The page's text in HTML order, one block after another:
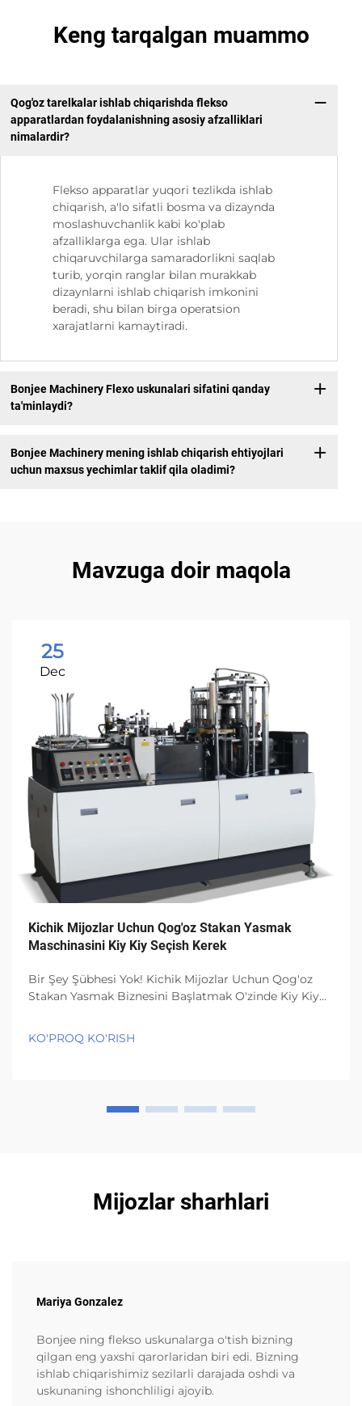
Keng tarqalgan muammo
Qog'oz tarelkalar ishlab chiqarishda flekso
apparatlardan foydalanishning asosiy afzalliklari
nimalardir?
Flekso apparatlar yuqori tezlikda ishlab
chiqarish, a'lo sifatli bosma va dizaynda
moslashuvchanlik kabi ko'plab
afzalliklarga ega. Ular ishlab
chiqaruvchilarga samaradorlikni saqlab
turib, yorqin ranglar bilan murakkab
dizaynlarni ishlab chiqarish imkonini
beradi, shu bilan birga operatsion
xarajatlarni kamaytiradi.
Bonjee Machinery Flexo uskunalari sifatini qanday
ta'minlaydi?
Bonjee Machinery mening ishlab chiqarish ehtiyojlari
uchun maxsus yechimlar taklif qila oladimi?
Mavzuga doir maqola
25
Dec
Kichik Mijozlar Uchun Qog'oz Stakan Yasmak
Maschinasini Kiy Kiy Seçish Kerek
Bir Şey Şübhesi Yok! Kichik Mijozlar Uchun Qog'oz
Stakan Yasmak Biznesini Başlatmak O'zinde Kiy Kiy
Qanday Qog'oz Stakan Yasmak Zavodda En Muhimi...
KO'PROQ KO'RISH
Mijozlar sharhlari
Mariya Gonzalez
Bonjee ning flekso uskunalarga o'tish bizning
qilgan eng yaxshi qarorlaridan biri edi. Bizning
ishlab chiqarishimiz sezilarli darajada oshdi va
uskunaning ishonchliligi ajoyib.